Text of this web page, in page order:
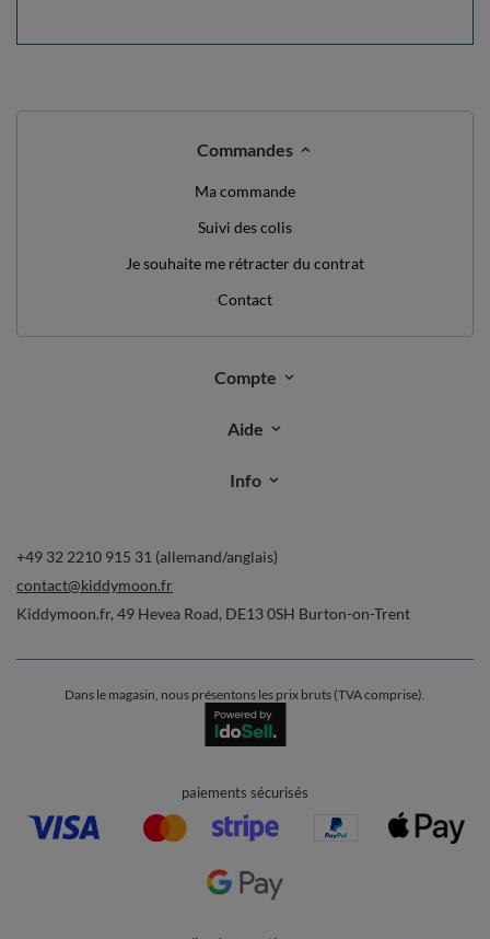
Commandes
Ma commande
Suivi des colis
Je souhaite me rétracter du contrat
Contact
Compte
Aide
Info
+49 32 2210 915 31 (allemand/anglais)
contact@kiddymoon.fr
Kiddymoon.fr, 49 Hevea Road, DE13 0SH Burton-on-Trent
Dans le magasin, nous présentons les prix bruts (TVA comprise).
paiements sécurisés